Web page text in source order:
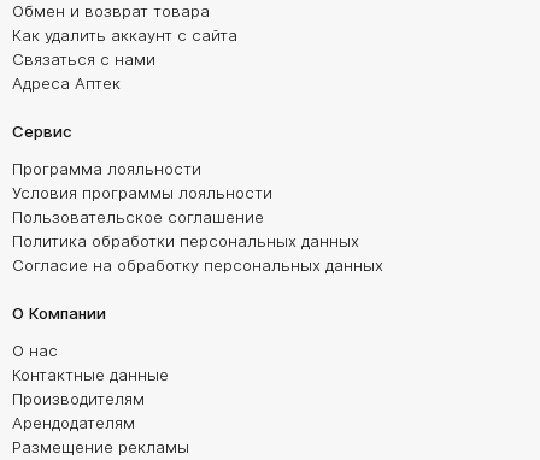
Обмен и возврат товара
Как удалить аккаунт с сайта
Связаться с нами
Адреса Аптек
Сервис
Программа лояльности
Условия программы лояльности
Пользовательское соглашение
Политика обработки персональных данных
Согласие на обработку персональных данных
О Компании
О нас
Контактные данные
Производителям
Арендодателям
Размещение рекламы